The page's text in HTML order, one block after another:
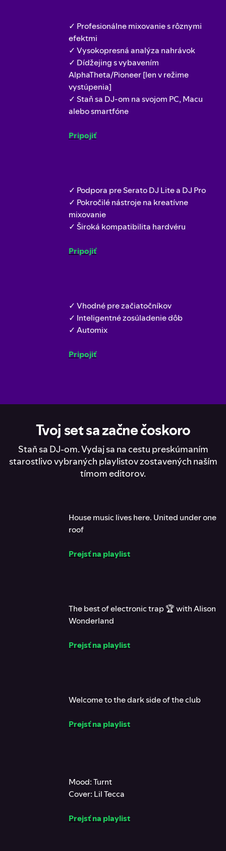
✓ Profesionálne mixovanie s rôznymi
efektmi
✓ Vysokopresná analýza nahrávok
✓ Dídžejing s vybavením
AlphaTheta/Pioneer [len v režime
vystúpenia]
✓ Staň sa DJ‑om na svojom PC, Macu
alebo smartfóne
Pripojiť
✓ Podpora pre Serato DJ Lite a DJ Pro
✓ Pokročilé nástroje na kreatívne
mixovanie
✓ Široká kompatibilita hardvéru
Pripojiť
✓ Vhodné pre začiatočníkov
✓ Inteligentné zosúladenie dôb
✓ Automix
Pripojiť
Tvoj set sa začne čoskoro
Staň sa DJ‑om. Vydaj sa na cestu preskúmaním
starostlivo vybraných playlistov zostavených naším
tímom editorov.
House music lives here. United under one
roof
Prejsť na playlist
The best of electronic trap 🏆 with Alison
Wonderland
Prejsť na playlist
Welcome to the dark side of the club
Prejsť na playlist
Mood: Turnt
Cover: Lil Tecca
Prejsť na playlist